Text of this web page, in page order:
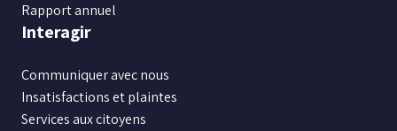
Rapport annuel
Interagir
Communiquer avec nous
Insatisfactions et plaintes
Services aux citoyens